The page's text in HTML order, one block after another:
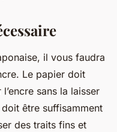
il vous faudra
Le papier doit
sans la laisser
être suffisamment
des traits fins et